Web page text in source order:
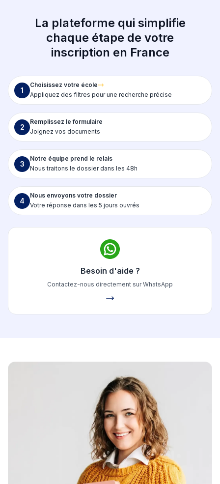
La plateforme qui simplifie
chaque étape de votre
inscription en France
1
Choisissez votre école
Appliquez des filtres pour une recherche précise
2
Remplissez le formulaire
Joignez vos documents
3
Notre équipe prend le relais
Nous traitons le dossier dans les 48h
4
Nous envoyons votre dossier
Votre réponse dans les 5 jours ouvrés
Besoin d'aide ?
Contactez-nous directement sur WhatsApp